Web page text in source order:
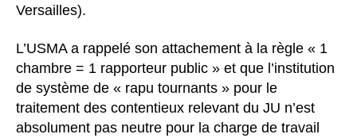
Versailles).
L’USMA a rappelé son attachement à la règle « 1
chambre = 1 rapporteur public » et que l’institution
de système de « rapu tournants » pour le
traitement des contentieux relevant du JU n’est
absolument pas neutre pour la charge de travail